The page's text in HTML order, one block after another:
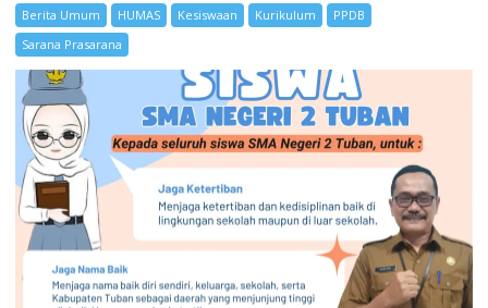
Berita Umum HUMAS Kesiswaan Kurikulum
PPDB
Sarana Prasarana